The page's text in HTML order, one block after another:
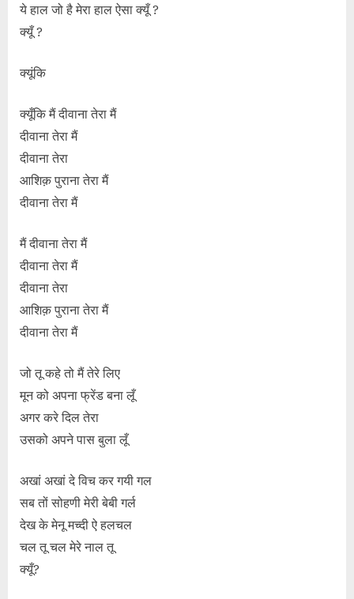
ये हाल जो है मेरा हाल ऐसा क्यूँ ?
क्यूँ ?
क्यूंकि
क्यूँकि मैं दीवाना तेरा मैं
दीवाना तेरा मैं
दीवाना तेरा
आशिक़ पुराना तेरा मैं
दीवाना तेरा मैं
मैं दीवाना तेरा मैं
दीवाना तेरा मैं
दीवाना तेरा
आशिक़ पुराना तेरा मैं
दीवाना तेरा मैं
जो तू कहे तो मैं तेरे लिए
मून को अपना फ्रेंड बना लूँ
अगर करे दिल तेरा
उसको अपने पास बुला लूँ
अखां अखां दे विच कर गयी गल
सब तों सोहणी मेरी बेबी गर्ल
देख के मेनू मच्दी ऐ हलचल
चल तू चल मेरे नाल तू
क्यूँ?